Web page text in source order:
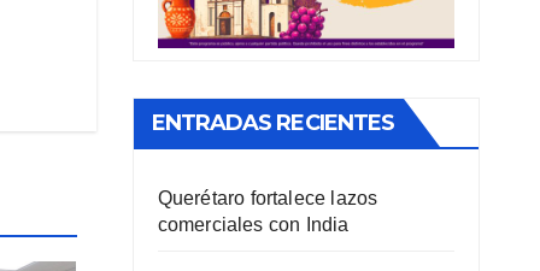
ENTRADAS RECIENTES
Querétaro fortalece lazos
comerciales con India